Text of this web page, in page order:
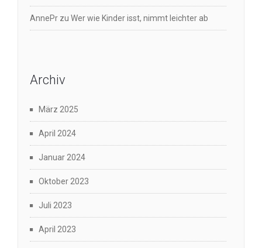
AnnePr zu Wer wie Kinder isst, nimmt leichter ab
Archiv
März 2025
April 2024
Januar 2024
Oktober 2023
Juli 2023
April 2023